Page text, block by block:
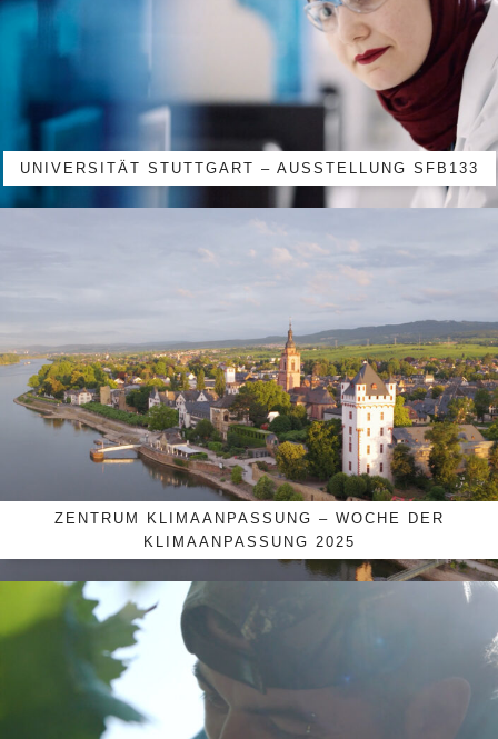
UNIVERSITÄT STUTTGART – AUSSTELLUNG SFB133
ZENTRUM KLIMAANPASSUNG – WOCHE DER
KLIMAANPASSUNG 2025